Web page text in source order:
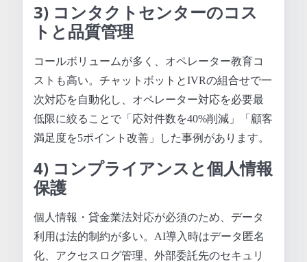
3) コンタクトセンターのコス
トと品質管理
コールボリュームが多く、オペレーター教育コ
ストも高い。チャットボットとIVRの組合せで一
次対応を自動化し、オペレーター対応を必要最
低限に絞ることで「応対件数を40%削減」「顧客
満足度を5ポイント改善」した事例があります。
4) コンプライアンスと個人情報
保護
個人情報・貸金業法対応が必須のため、データ
利用は法的制約が多い。AI導入時はデータ匿名
化、アクセスログ管理、外部委託先のセキュリ